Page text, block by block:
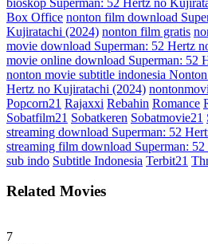
Box Office nonton film download
Kujiratachi (2024) nonton film gratis
movie download Superman: 52 Hertz
movie online download Superman: 52
nonton movie subtitle indonesia
Hertz no Kujiratachi (2024)
Popcorn21 Rajaxxi Rebahin Romance
Sobatfilm21 Sobatkeren Sobatmovie21
streaming download Superman: 52
streaming film download Superman:
sub indo Subtitle Indonesia Terbit21
Related Movies
7